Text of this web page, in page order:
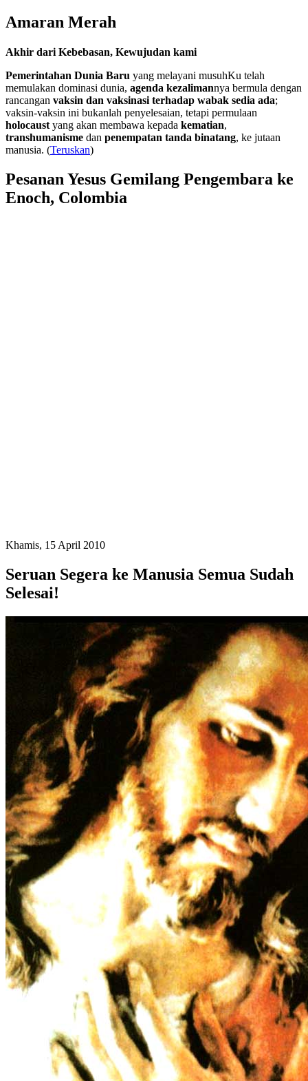
Amaran Merah
Akhir dari Kebebasan, Kewujudan kami
Pemerintahan Dunia Baru yang melayani musuhKu telah
memulakan dominasi dunia, agenda kezalimannya bermula dengan
rancangan vaksin dan vaksinasi terhadap wabak sedia ada;
vaksin-vaksin ini bukanlah penyelesaian, tetapi permulaan
holocaust yang akan membawa kepada kematian,
transhumanisme dan penempatan tanda binatang, ke jutaan
manusia. (Teruskan)
Pesanan Yesus Gemilang Pengembara ke
Enoch, Colombia
Khamis, 15 April 2010
Seruan Segera ke Manusia Semua Sudah
Selesai!